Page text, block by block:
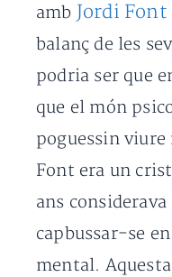
amb Jordi Font
balanç de les
podria ser que
que el món
poguessin
Font era un
ans
capbussar-se
mental.